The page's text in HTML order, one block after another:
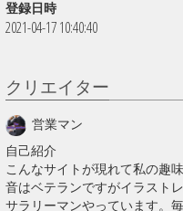
登録日時
2021-04-17 10:40:40
クリエイター
営業マン
自己紹介
こんなサイトが現れて私の趣
音はベテランですがイラスト
サラリーマンやっています。